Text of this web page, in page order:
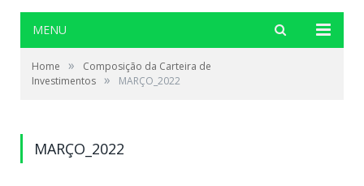
MENU
Home »
Composição da Carteira de
Investimentos » MARÇO_2022
MARÇO_2022